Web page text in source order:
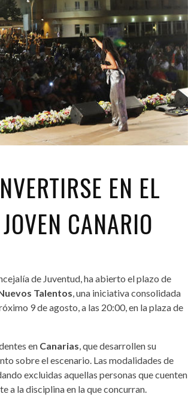
EN EL
CANARIO
de Juventud, ha abierto el plazo de
Talentos , una iniciativa consolidada
9 de agosto, a las 20:00, en la plaza de
en Canarias , que desarrollen su
sobre el escenario. Las modalidades de
excluidas aquellas personas que cuenten
a la disciplina en la que concurran.